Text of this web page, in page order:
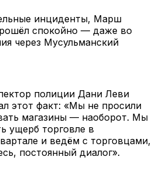
инциденты, Марш
спокойно — даже во
через Мусульманский
полиции Дани Леви
этот факт: «Мы не просили
магазины — наоборот. Мы
ущерб торговле в
и ведём с торговцами,
постоянный диалог».